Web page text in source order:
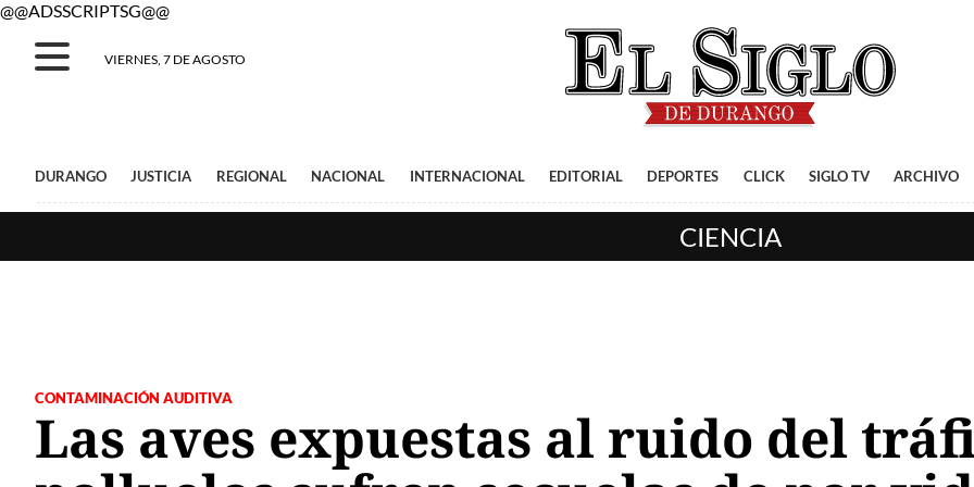
@@ADSSCRIPTSG@@
VIERNES, 7 DE AGOSTO
DURANGO JUSTICIA REGIONAL NACIONAL INTERNACIONAL EDITORIAL DEPORTES CLICK SIGLO TV ARCHIVO
CIENCIA
CONTAMINACIÓN AUDITIVA
Las aves expuestas al ruido del